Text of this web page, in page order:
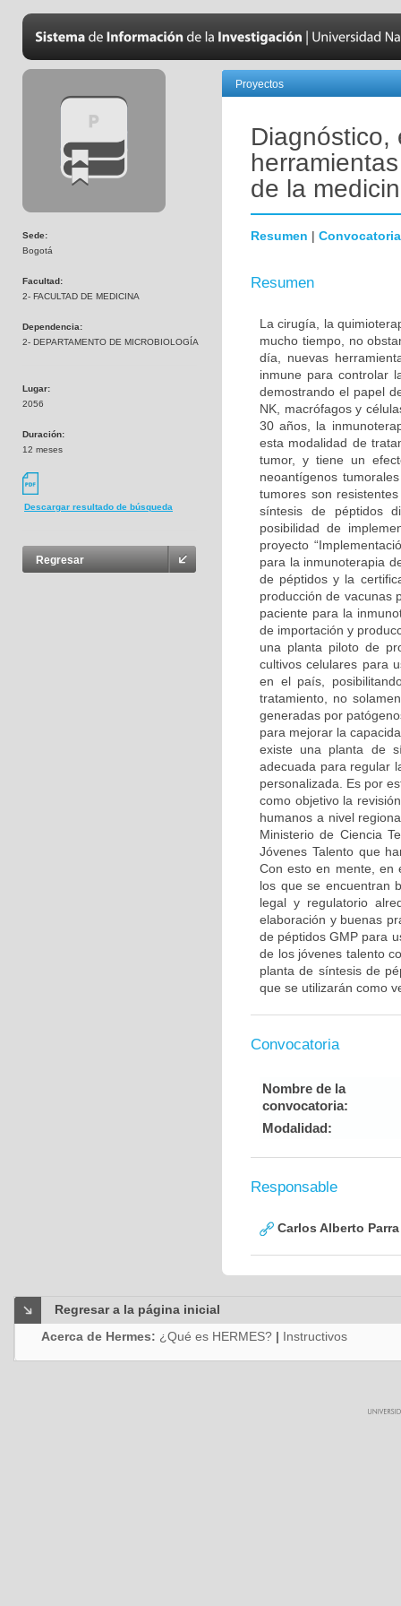
Sede:
Bogotá
Facultad:
2- FACULTAD DE MEDICINA
Dependencia:
2- DEPARTAMENTO DE MICROBIOLOGÍA
Lugar:
2056
Duración:
12 meses
Descargar resultado de búsqueda
Regresar
Proyectos
Diagnóstico,
de la
Resumen | Convocatoria
Resumen
La cirugía, la
mucho tiempo, no
día, nuevas
inmune para controlar
demostrando el papel
NK, macrófagos y
30 años, la
esta modalidad de
tumor, y tiene un
neoantígenos
tumores son
síntesis de péptidos
posibilidad de
proyecto
para la inmunoterapia
de péptidos y la
producción de vacunas
paciente para la
de importación y
una planta piloto de
cultivos celulares para
en el país,
tratamiento, no
generadas por
para mejorar la
existe una planta de
adecuada para regular
personalizada. Es por
como objetivo la
humanos a nivel
Ministerio de Ciencia
Jóvenes Talento que
Con esto en mente, en
los que se encuentran
legal y regulatorio
elaboración y buenas
de péptidos GMP para
de los jóvenes talento
planta de síntesis de
que se utilizarán como
Convocatoria
Nombre de la
convocatoria:
Modalidad:
Responsable
Carlos Alberto
Regresar a la página inicial
Acerca de Hermes: ¿Qué es HERMES? | Instructivos